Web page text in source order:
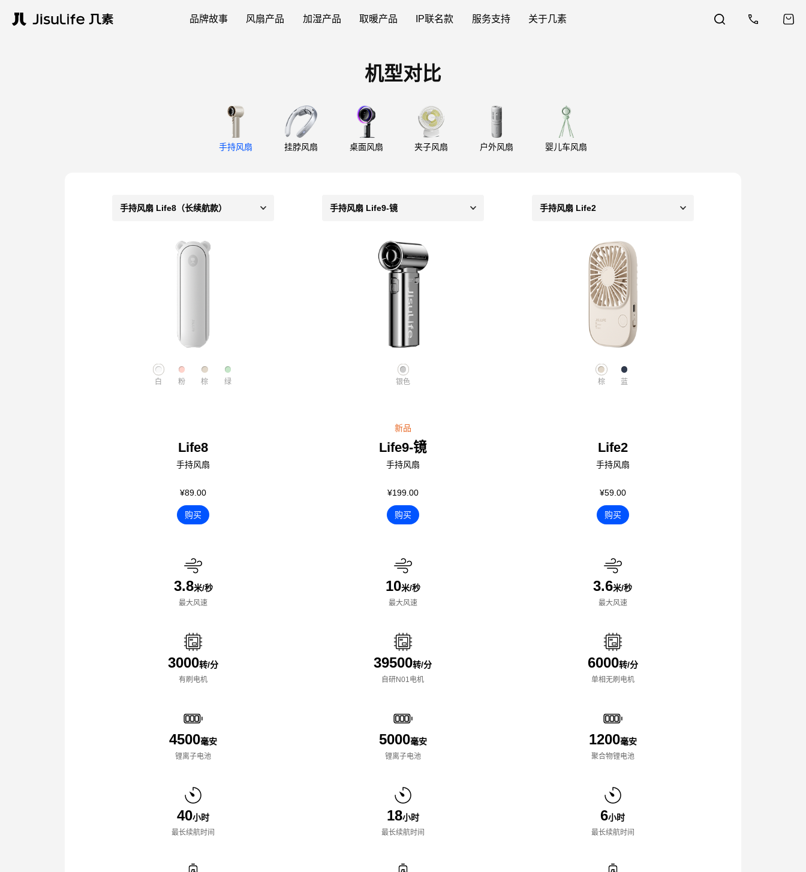
品牌故事 风扇产品 加湿产品 取暖产品 IP联名款 服务支持 关于几素
机型对比
手持风扇 挂脖风扇 桌面风扇 夹子风扇 户外风扇 婴儿车风扇
手持风扇 Life8（长续航款）
白 粉 棕 绿
Life8
手持风扇
¥89.00
购买
3.8米/秒
最大风速
3000转/分
有刷电机
4500毫安
锂离子电池
40小时
最长续航时间
手持风扇 Life9-镜
银色
新品
Life9-镜
手持风扇
¥199.00
购买
10米/秒
最大风速
39500转/分
自研N01电机
5000毫安
锂离子电池
18小时
最长续航时间
手持风扇 Life2
棕 蓝
Life2
手持风扇
¥59.00
购买
3.6米/秒
最大风速
6000转/分
单相无刷电机
1200毫安
聚合物锂电池
6小时
最长续航时间